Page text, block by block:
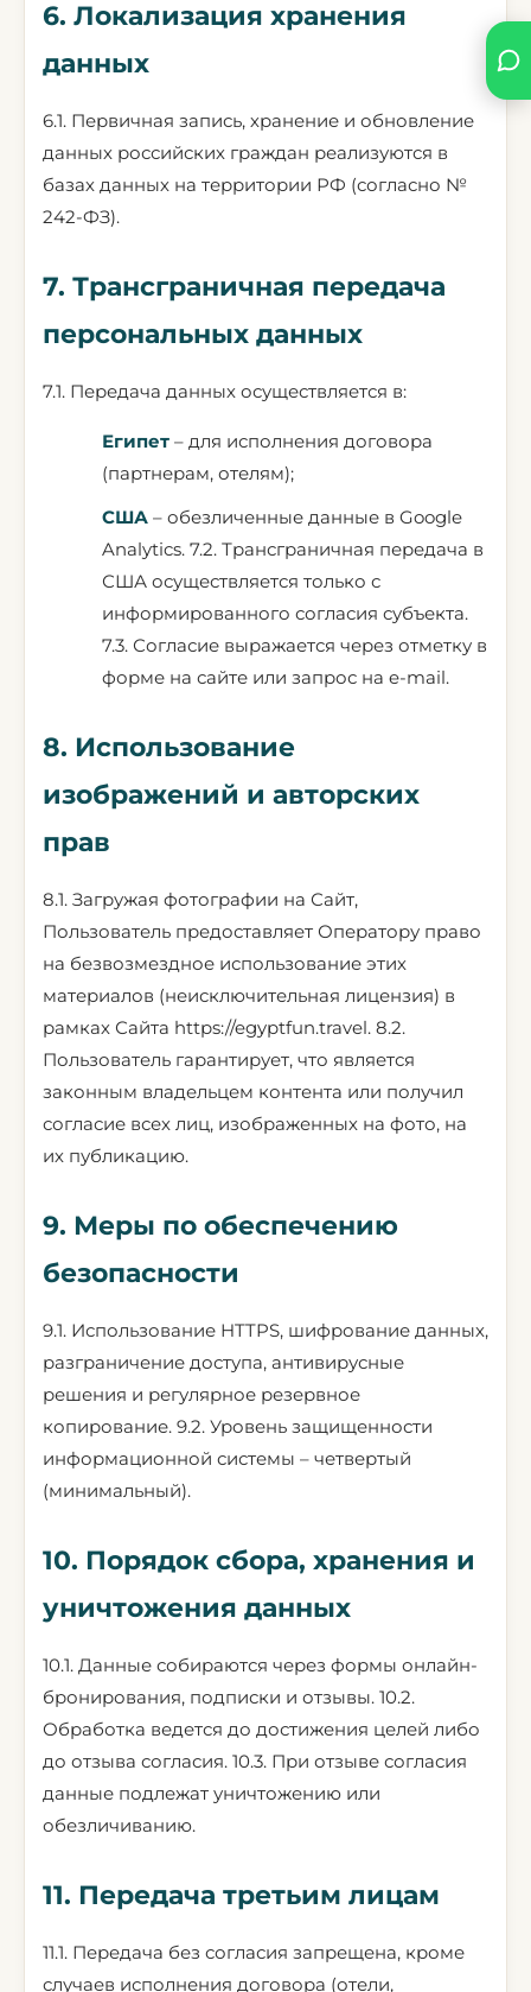
6. Локализация хранения
данных
6.1. Первичная запись, хранение и обновление
данных российских граждан реализуются в
базах данных на территории РФ (согласно №
242-ФЗ).
7. Трансграничная передача
персональных данных
7.1. Передача данных осуществляется в:
Египет – для исполнения договора
(партнерам, отелям);
США – обезличенные данные в Google
Analytics. 7.2. Трансграничная передача в
США осуществляется только с
информированного согласия субъекта.
7.3. Согласие выражается через отметку в
форме на сайте или запрос на e-mail.
8. Использование
изображений и авторских
прав
8.1. Загружая фотографии на Сайт,
Пользователь предоставляет Оператору право
на безвозмездное использование этих
материалов (неисключительная лицензия) в
рамках Сайта https://egyptfun.travel. 8.2.
Пользователь гарантирует, что является
законным владельцем контента или получил
согласие всех лиц, изображенных на фото, на
их публикацию.
9. Меры по обеспечению
безопасности
9.1. Использование HTTPS, шифрование данных,
разграничение доступа, антивирусные
решения и регулярное резервное
копирование. 9.2. Уровень защищенности
информационной системы – четвертый
(минимальный).
10. Порядок сбора, хранения и
уничтожения данных
10.1. Данные собираются через формы онлайн-
бронирования, подписки и отзывы. 10.2.
Обработка ведется до достижения целей либо
до отзыва согласия. 10.3. При отзыве согласия
данные подлежат уничтожению или
обезличиванию.
11. Передача третьим лицам
11.1. Передача без согласия запрещена, кроме
случаев исполнения договора (отели,